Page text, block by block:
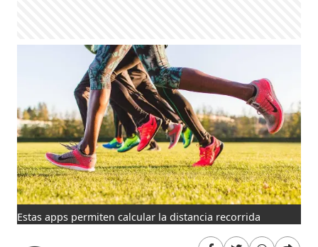
Estas apps permiten calcular la distancia recorrida